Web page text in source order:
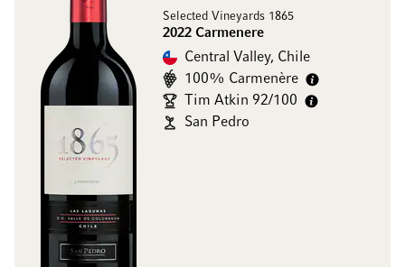
Selected Vineyards 1865
2022 Carmenere
Central Valley, Chile
100% Carmenère
Tim Atkin 92/100
San Pedro